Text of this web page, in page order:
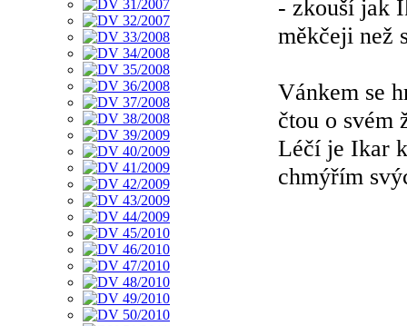
- zkouší jak
měkčeji než
Vánkem se
čtou o svém
Léčí je Ikar
chmýřím